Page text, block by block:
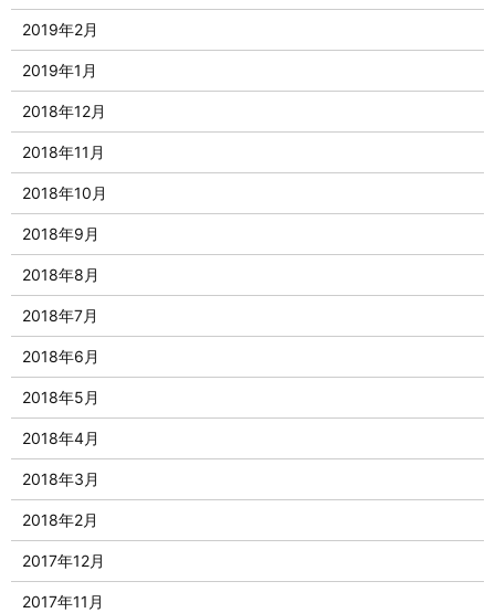
2019年2月
2019年1月
2018年12月
2018年11月
2018年10月
2018年9月
2018年8月
2018年7月
2018年6月
2018年5月
2018年4月
2018年3月
2018年2月
2017年12月
2017年11月